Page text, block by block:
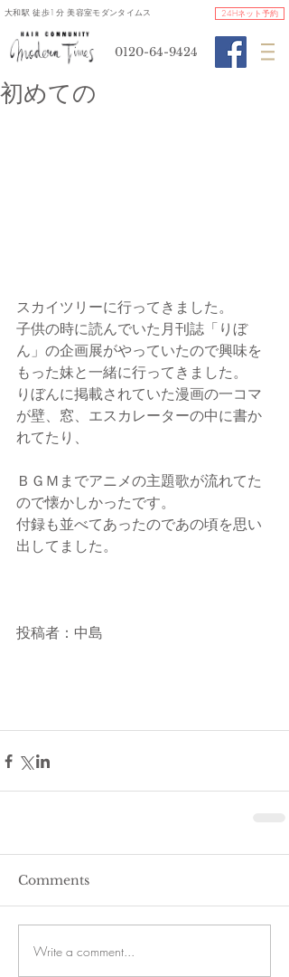
​大和駅 徒歩1分 美容室モダンタイムス
0120-64-9424
24Hネット予約
初めての
スカイツリーに行ってきました。
子供の時に読んでいた月刊誌「りぼ
ん」の企画展がやっていたので興味を
もった妹と一緒に行ってきました。
りぼんに掲載されていた漫画の一コマ
が壁、窓、エスカレーターの中に書か
れてたり、
ＢＧＭまでアニメの主題歌が流れてた
ので懐かしかったです。
付録も並べてあったのであの頃を思い
出してました。
投稿者：中島
Comments
Write a comment...